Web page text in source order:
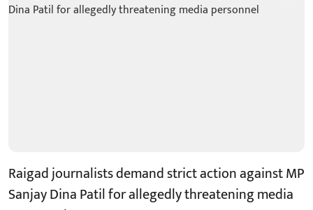
Raigad journalists demand strict action against MP
Sanjay Dina Patil for allegedly threatening media